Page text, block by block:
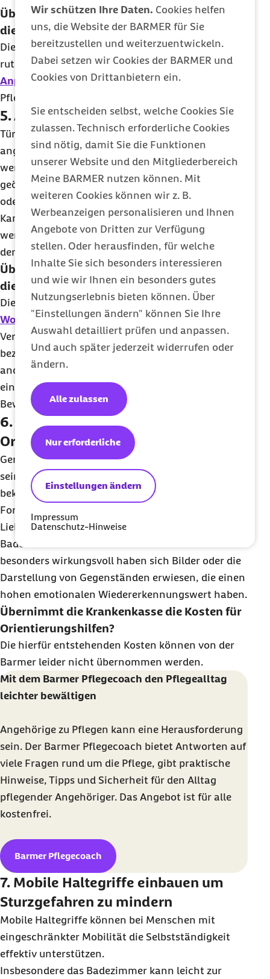
Wir schützen Ihre Daten. Cookies helfen
uns, die Website der BARMER für Sie
bereitzustellen und weiterzuentwickeln.
Dabei setzen wir Cookies der BARMER und
Cookies von Drittanbietern ein.
Sie entscheiden selbst, welche Cookies Sie
zulassen. Technisch erforderliche Cookies
sind nötig, damit Sie die Funktionen
unserer Website und den Mitgliederbereich
Meine BARMER nutzen können. Mit
weiteren Cookies können wir z. B.
Werbeanzeigen personalisieren und Ihnen
Angebote von Dritten zur Verfügung
stellen. Oder herausfinden, für welche
Inhalte Sie sich besonders interessieren
und wie wir Ihnen ein besonders gutes
Nutzungserlebnis bieten können. Über
"Einstellungen ändern" können Sie Ihre
Auswahl detailliert prüfen und anpassen.
Und auch später jederzeit widerrufen oder
ändern.
Einstellungen ändern
Nur erforderliche
Alle zulassen
Impressum
Datenschutz-Hinweise
Übernimmt die Krankenkasse die Kosten für
die Anpassung von Bodenbelägen?
Die Barmer kann die Kosten für einen
rutschhemmenden Bodenbelag im Rahmen der
Anpassung des Wohnraumsbei
Pflegebedürftigen übernehmen oder bezuschussen.
5. Anpassung Türanschläge
Türanschläge sollten zum Beispiel im Bad so
angebracht sein, dass die Tür nach außen geöffnet
werden kann. Im Notfall kann die Tür dann auch
geöffnet werden, wenn jemand nach einem Sturz
oder Kreislaufzusammenbruch hinter der Tür liegt.
Kann der Türanschlag nicht nach außen versetzt
werden, sind als Alternative auch Schiebetüren
denkbar.
Übernimmt die Krankenkasse die Kosten für
die Anpassung von Türanschlägen?
Die Barmer kann im Rahmen derAnpassung des
Wohnraumsbei Pflegebedürftigen die
Veränderung des Türanschlags finanziell
bezuschussen. Voraussetzung hierfür ist unter
anderem, dass sich dadurch der Zugang zu
einzelnen Wohnbereichen erleichtern oder die
Bewegungsfläche vergrößern lässt.
6. Das Wohnumfeld mit
Orientierungshilfen verbessern
Gerade für Menschen mit Demenz kann es hilfreich
sein, wenn Schränke oder Türen mit Schildern
beklebt werden, auf denen der Inhalt in einfacher
Form dargestellt ist. Dies kann ein Foto der
Lieblingsschuhe auf dem Schuhschrank oder einer
Badewanne auf der Badezimmertür sein. Als
besonders wirkungsvoll haben sich Bilder oder die
Darstellung von Gegenständen erwiesen, die einen
hohen emotionalen Wiedererkennungswert haben.
Übernimmt die Krankenkasse die Kosten für
Orientierungshilfen?
Die hierfür entstehenden Kosten können von der
Barmer leider nicht übernommen werden.
Mit dem Barmer Pflegecoach den Pflegealltag
leichter bewältigen
Angehörige zu Pflegen kann eine Herausforderung
sein. Der Barmer Pflegecoach bietet Antworten auf
viele Fragen rund um die Pflege, gibt praktische
Hinweise, Tipps und Sicherheit für den Alltag
pflegender Angehöriger. Das Angebot ist für alle
kostenfrei.
Barmer Pflegecoach
7. Mobile Haltegriffe einbauen um
Sturzgefahren zu mindern
Mobile Haltegriffe können bei Menschen mit
eingeschränkter Mobilität die Selbstständigkeit
effektiv unterstützen.
Insbesondere das Badezimmer kann leicht zur